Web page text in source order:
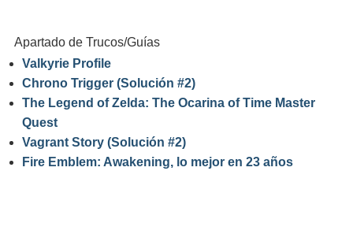
Apartado de Trucos/Guías
Valkyrie Profile
Chrono Trigger (Solución #2)
The Legend of Zelda: The Ocarina of Time Master
Quest
Vagrant Story (Solución #2)
Fire Emblem: Awakening, lo mejor en 23 años